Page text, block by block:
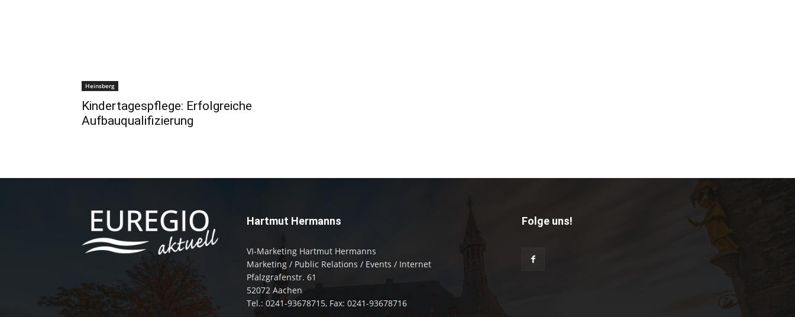
Heinsberg
Kindertagespflege: Erfolgreiche
Aufbauqualifizierung
Hartmut Hermanns
VI-Marketing Hartmut Hermanns
Marketing / Public Relations / Events / Internet
Pfalzgrafenstr. 61
52072 Aachen
Tel.: 0241-93678715, Fax: 0241-93678716
Folge uns!